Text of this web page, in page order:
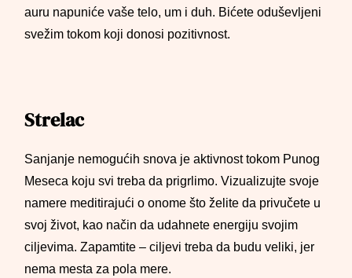
auru napuniće vaše telo, um i duh. Bićete oduševljeni
svežim tokom koji donosi pozitivnost.
Strelac
Sanjanje nemogućih snova je aktivnost tokom Punog
Meseca koju svi treba da prigrlimo. Vizualizujte svoje
namere meditirajući o onome što želite da privučete u
svoj život, kao način da udahnete energiju svojim
ciljevima. Zapamtite – ciljevi treba da budu veliki, jer
nema mesta za pola mere.